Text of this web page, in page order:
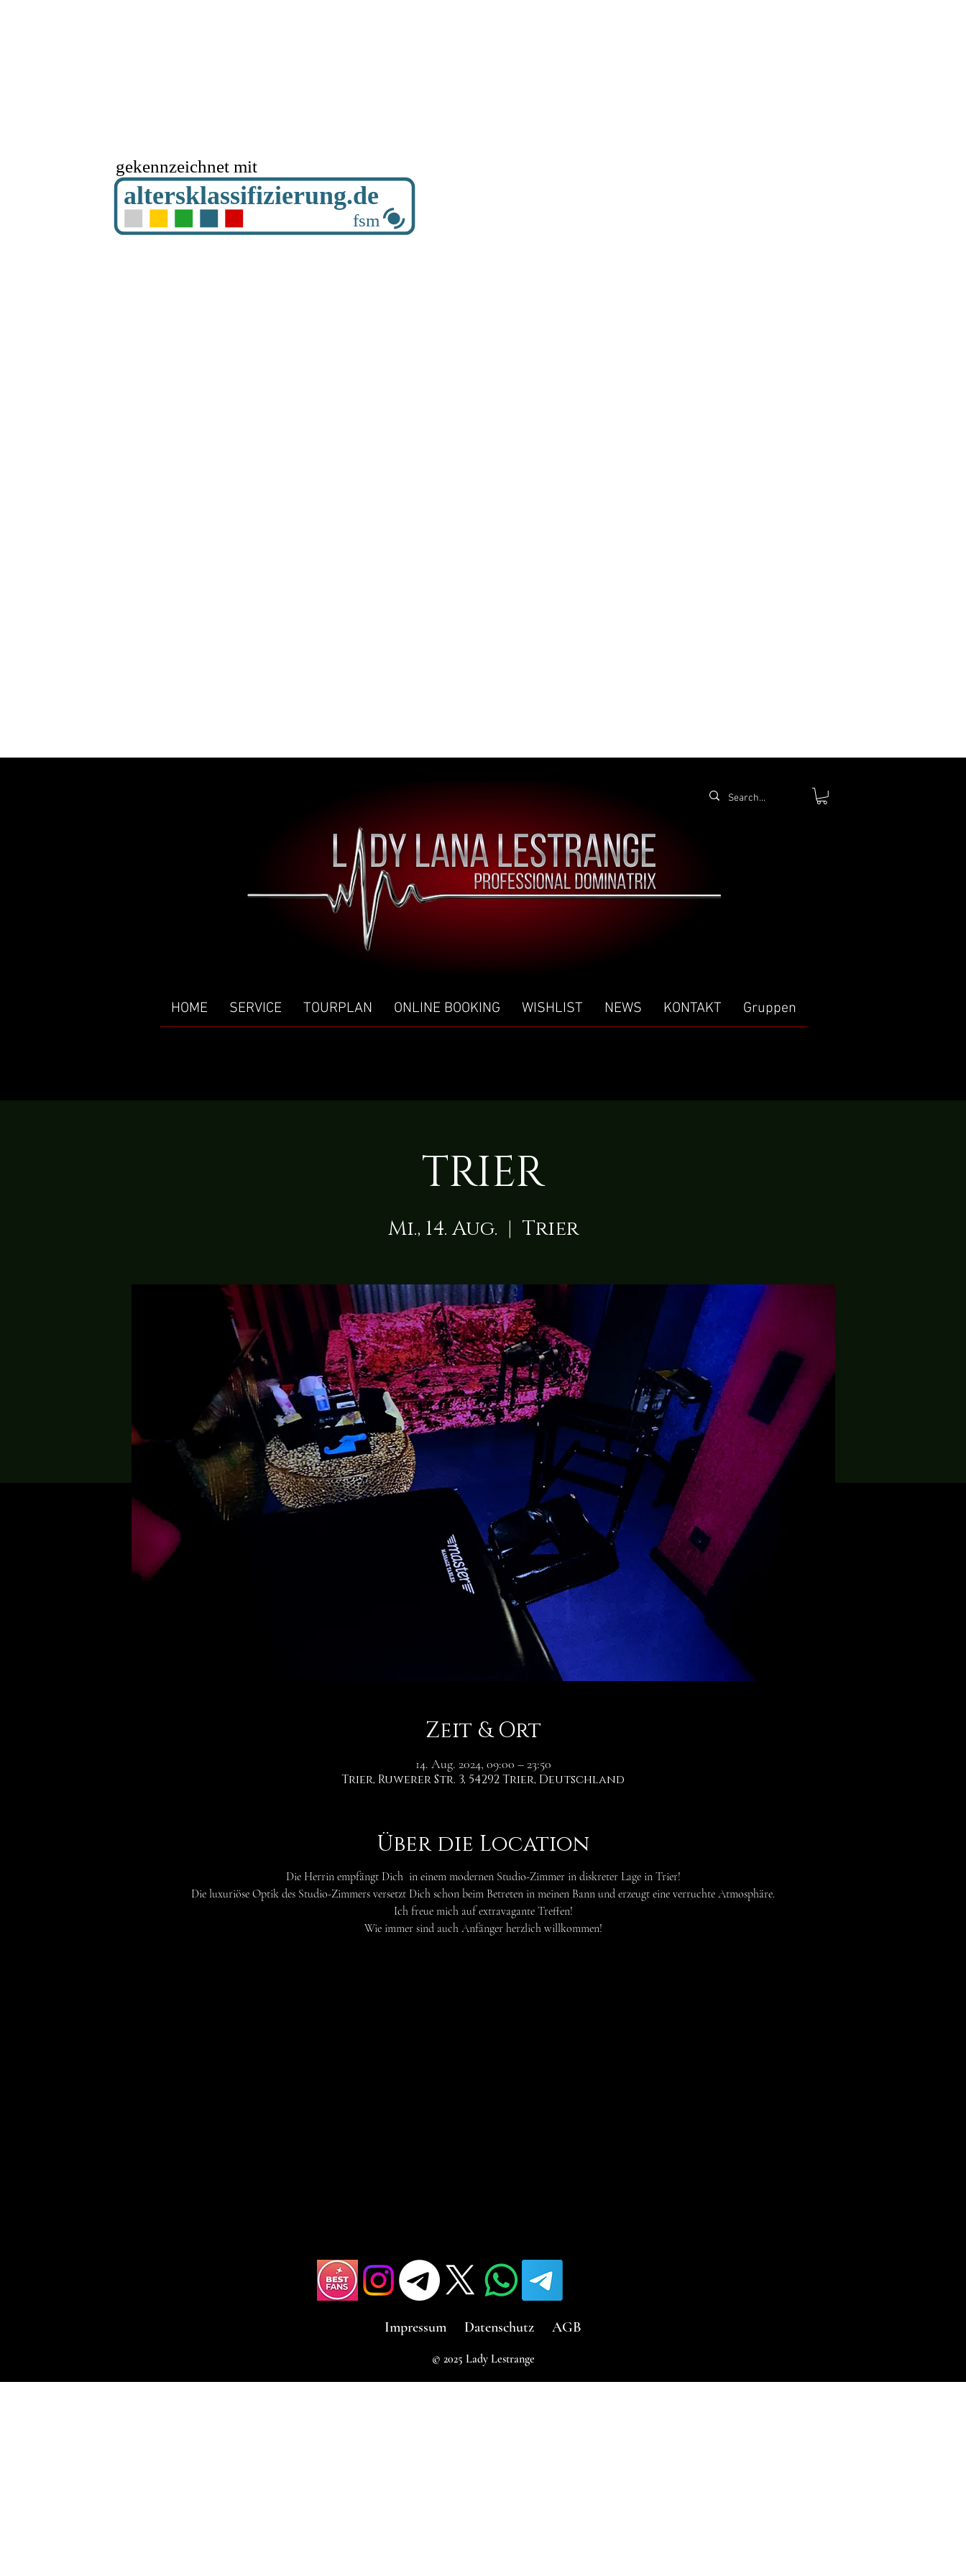
altersklassifizierung.de
fsm
gekennzeichnet mit
HOME SERVICE TOURPLAN ONLINE BOOKING WISHLIST NEWS KONTAKT Gruppen
TRIER
Mi., 14. Aug.
  |
Trier
Zeit & Ort
14. Aug. 2024, 09:00 – 23:50
Trier, Ruwerer Str. 3, 54292 Trier, Deutschland
Über die Location
Die Herrin empfängt Dich in einem modernen Studio-Zimmer in diskreter Lage in Trier!
Die luxuriöse Optik des Studio-Zimmers versetzt Dich schon beim Betreten in meinen Bann und erzeugt eine verruchte Atmosphäre.
Ich freue mich auf extravagante Treffen!
Wie immer sind auch Anfänger herzlich willkommen!
Impressum Datenschutz AGB
© 2025 Lady Lestrange